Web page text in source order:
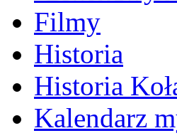
Filmy
Historia
Historia
Kalendarz